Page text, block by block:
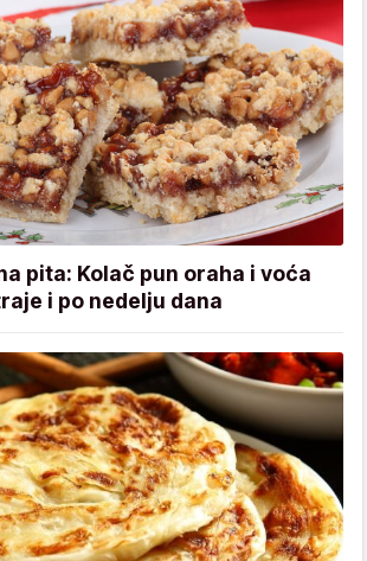
pita: Kolač pun oraha i voća
i po nedelju dana